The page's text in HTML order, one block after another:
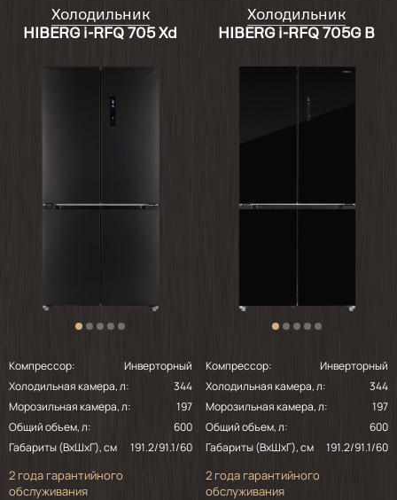
Холодильник
HIBERG i-RFQ 705 Xd
Компрессор:
Инверторный
Холодильная камера, л:
344
Морозильная камера, л:
197
Общий объем, л:
600
Габариты (ВхШхГ), см
191.2/91.1/60
2 года гарантийного
обслуживания
Холодильник
HIBERG i-RFQ 705G B
Компрессор:
Инверторный
Холодильная камера, л:
344
Морозильная камера, л:
197
Общий объем, л:
600
Габариты (ВхШхГ), см
191.2/91.1/60
2 года гарантийного
обслуживания